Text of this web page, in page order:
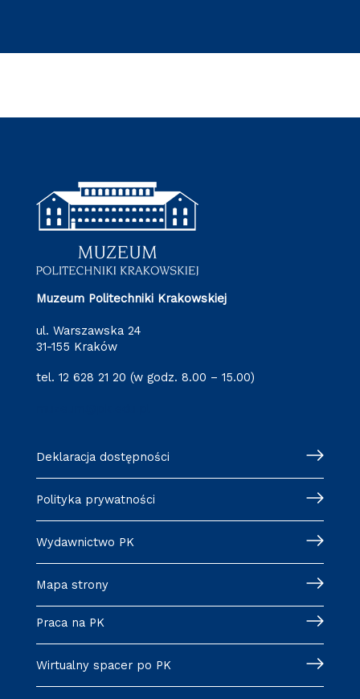
Muzeum Politechniki Krakowskiej
ul. Warszawska 24
31-155 Kraków
tel. 12 628 21 20 (w godz. 8.00 – 15.00)
Deklaracja dostępności
Polityka prywatności
Wydawnictwo PK
Mapa strony
Praca na PK
Wirtualny spacer po PK